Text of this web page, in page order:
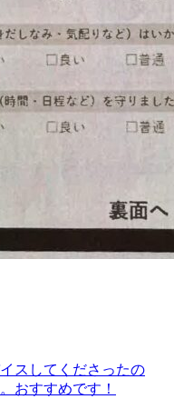
スしてくださったの
おすすめです！